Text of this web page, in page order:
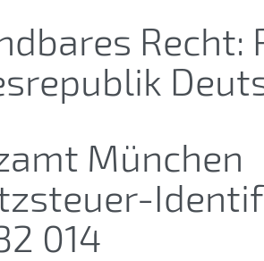
Recht:
München
014